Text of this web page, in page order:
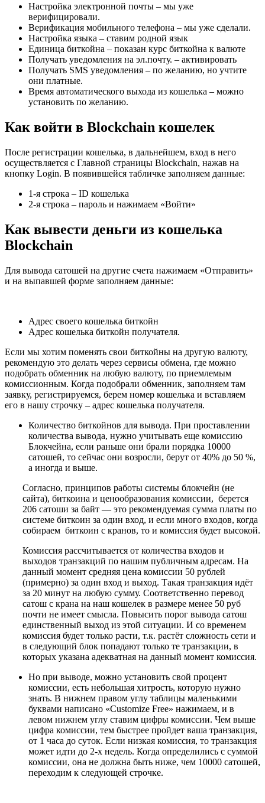
Настройка электронной почты – мы уже
верифицировали.
Верификация мобильного телефона – мы уже сделали.
Настройка языка – ставим родной язык
Единица биткойна – показан курс биткойна к валюте
Получать уведомления на эл.почту. – активировать
Получать SMS уведомления – по желанию, но учтите
они платные.
Время автоматического выхода из кошелька – можно
установить по желанию.
Как войти в Blockchain кошелек
После регистрации кошелька, в дальнейшем, вход в него
осуществляется с Главной страницы Blockchain, нажав на
кнопку Login. В появившейся табличке заполняем данные:
1-я строка – ID кошелька
2-я строка – пароль и нажимаем «Войти»
Как вывести деньги из кошелька
Blockchain
Для вывода сатошей на другие счета нажимаем «Отправить»
и на выпавшей форме заполняем данные:
Адрес своего кошелька биткойн
Адрес кошелька биткойн получателя.
Если мы хотим поменять свои биткойны на другую валюту,
рекомендую это делать через сервисы обмена, где можно
подобрать обменник на любую валюту, по приемлемым
комиссионным. Когда подобрали обменник, заполняем там
заявку, регистрируемся, берем номер кошелька и вставляем
его в нашу строчку – адрес кошелька получателя.
Количество биткойнов для вывода. При проставлении
количества вывода, нужно учитывать еще комиссию
Блокчейна, если раньше они брали порядка 10000
сатошей, то сейчас они возросли, берут от 40% до 50 %,
а иногда и выше.
Согласно, принципов работы системы блокчейн (не
сайта), биткоина и ценообразования комиссии, берется
206 сатоши за байт — это рекомендуемая сумма платы по
системе биткоин за один вход, и если много входов, когда
собираем биткоин с кранов, то и комиссия будет высокой.
Комиссия рассчитывается от количества входов и
выходов транзакций по нашим публичным адресам. На
данный момент средняя цена комиссии 50 рублей
(примерно) за один вход и выход. Такая транзакция идёт
за 20 минут на любую сумму. Соответственно перевод
сатош с крана на наш кошелек в размере менее 50 руб
почти не имеет смысла. Повысить порог вывода сатош
единственный выход из этой ситуации. И со временем
комиссия будет только расти, т.к. растёт сложность сети и
в следующий блок попадают только те транзакции, в
которых указана адекватная на данный момент комиссия.
Но при выводе, можно установить свой процент
комиссии, есть небольшая хитрость, которую нужно
знать. В нижнем правом углу таблицы маленькими
буквами написано «Customize Free» нажимаем, и в
левом нижнем углу ставим цифры комиссии. Чем выше
цифра комиссии, тем быстрее пройдет ваша транзакция,
от 1 часа до суток. Если низкая комиссия, то транзакция
может идти до 2-х недель. Когда определились с суммой
комиссии, она не должна быть ниже, чем 10000 сатошей,
переходим к следующей строчке.